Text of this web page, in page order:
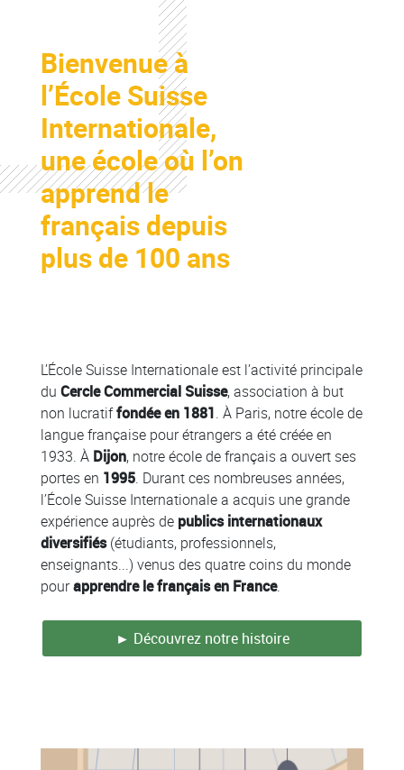
Colonne
Bienvenue à
l’École Suisse
Internationale,
une école où l’on
apprend le
français depuis
plus de 100 ans
Colonne
L’École Suisse Internationale est l’activité principale
du Cercle Commercial Suisse, association à but
non lucratiffondée en 1881. À Paris, notre école de
langue française pour étrangers a été créée en
1933. À Dijon, notre école de français a ouvert ses
portes en 1995. Durant ces nombreuses années,
l’École Suisse Internationale a acquis une grande
expérience auprès de publics internationaux
diversifiés(étudiants, professionnels,
enseignants...) venus des quatre coins du monde
pourapprendre le français en France.
► Découvrez notre histoire
Colonne